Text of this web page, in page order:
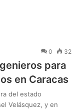
0 32
para
en Caracas
del estado
Velásquez, y en